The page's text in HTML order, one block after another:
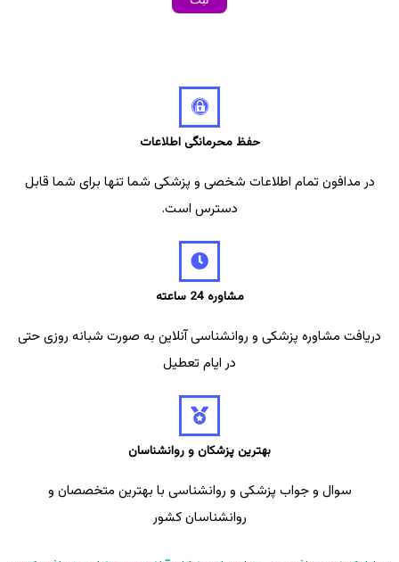
حفظ محرمانگی اطلاعات
در مدافون تمام اطلاعات شخصی و پزشکی شما تنها برای شما قابل
دسترس است.
مشاوره 24 ساعته
دریافت مشاوره پزشکی و روانشناسی آنلاین به صورت شبانه روزی حتی
در ایام تعطیل
بهترین پزشکان و روانشناسان
سوال و جواب پزشکی و روانشناسی با بهترین متخصصان و
روانشناسان کشور